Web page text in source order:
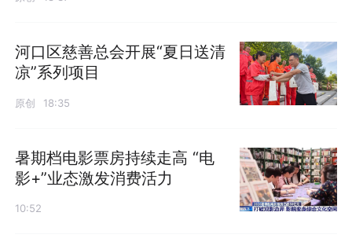
河口区慈善总会开展“夏日送清
凉”系列项目
原创 18:35
暑期档电影票房持续走高 “电
影+”业态激发消费活力
10:52